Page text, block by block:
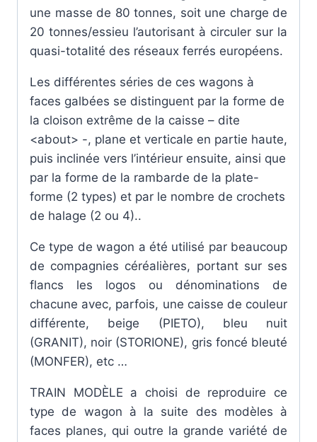
une masse de 80 tonnes, soit une charge de
20 tonnes/essieu l’autorisant à circuler sur la
quasi-totalité des réseaux ferrés européens.
Les différentes séries de ces wagons à
faces galbées se distinguent par la forme de
la cloison extrême de la caisse – dite
<about> -, plane et verticale en partie haute,
puis inclinée vers l’intérieur ensuite, ainsi que
par la forme de la rambarde de la plate-
forme (2 types) et par le nombre de crochets
de halage (2 ou 4)..
Ce type de wagon a été utilisé par beaucoup
de compagnies céréalières, portant sur ses
flancs les logos ou dénominations de
chacune avec, parfois, une caisse de couleur
différente, beige (PIETO), bleu nuit
(GRANIT), noir (STORIONE), gris foncé bleuté
(MONFER), etc …
TRAIN MODÈLE a choisi de reproduire ce
type de wagon à la suite des modèles à
faces planes, qui outre la grande variété de